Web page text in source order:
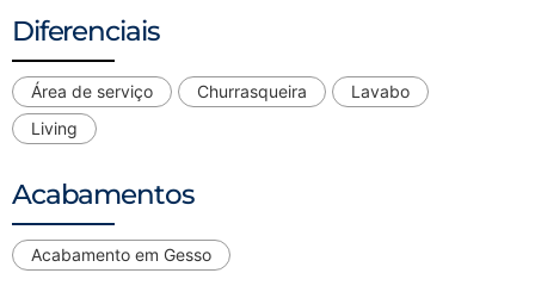
Diferenciais
Área de serviço Churrasqueira
Lavabo
Living
Acabamentos
Acabamento em Gesso